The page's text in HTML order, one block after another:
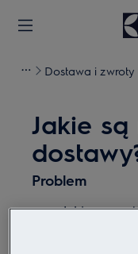
Dostawa i zwroty
Jakie
Problem
Jakie są